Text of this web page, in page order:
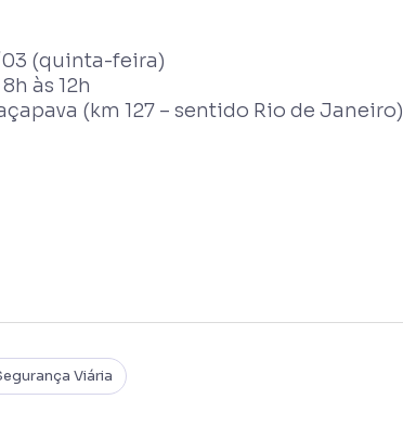
03 (quinta-feira)
às 12h
(km 127 – sentido Rio de Janeiro)
Viária